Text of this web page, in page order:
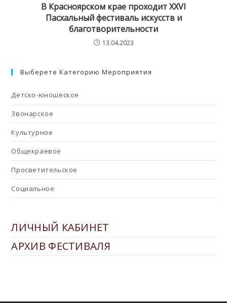
В Красноярском крае проходит XXVI
Пасхальный фестиваль искусств и
благотворительности
13.04.2023
Выберете Категорию Мероприятия
Детско-юношеское
Звонарское
Культурное
Общекраевое
Просветительское
Социальное
ЛИЧНЫЙ КАБИНЕТ
АРХИВ ФЕСТИВАЛЯ